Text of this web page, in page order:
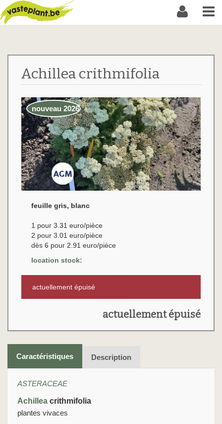
Achillea crithmifolia
nouveau 2026
feuille gris, blanc
1 pour 3.31 euro/pièce
2 pour 3.01 euro/pièce
dès 6 pour 2.91 euro/pièce
location stock:
actuellement épuisé
actuellement épuisé
Caractéristiques Description
ASTERACEAE
Achillea crithmifolia
plantes vivaces